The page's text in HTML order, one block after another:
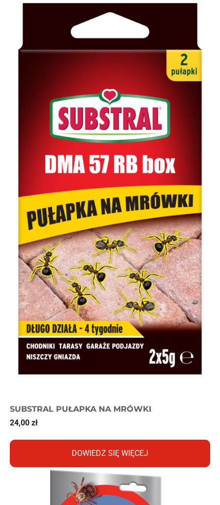
SUBSTRAL PUŁAPKA NA MRÓWKI
24,00 zł
DOWIEDZ SIĘ WIĘCEJ